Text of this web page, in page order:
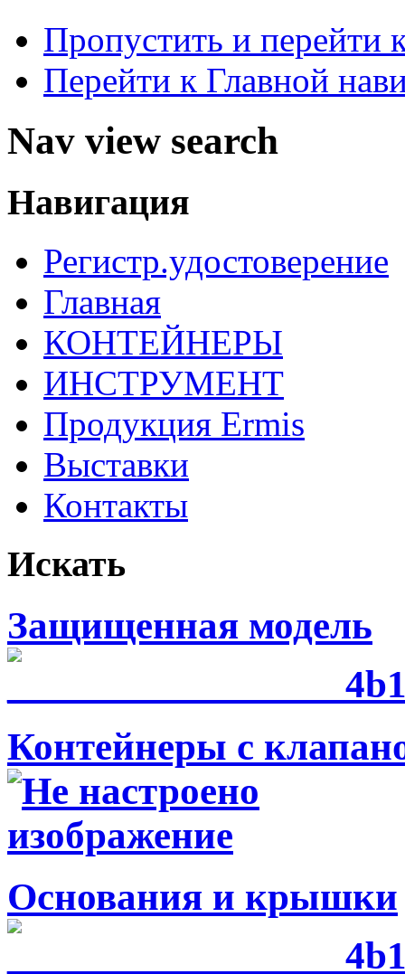
Пропустить и перейти
Перейти к Главной
Nav view search
Навигация
Регистр.удостоверение
Главная
КОНТЕЙНЕРЫ
ИНСТРУМЕНТ
Продукция Ermis
Выставки
Контакты
Искать
Защищенная модель
Контейнеры с
Основания и крышки